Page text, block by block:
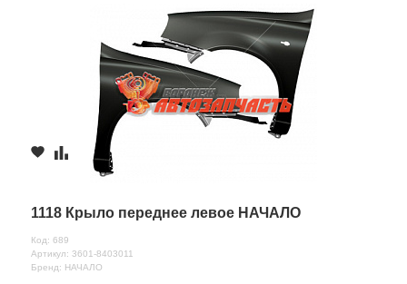
1118 Крыло переднее левое НАЧАЛО
Код: 689
Артикул: 3601-8403011
Бренд: НАЧАЛО